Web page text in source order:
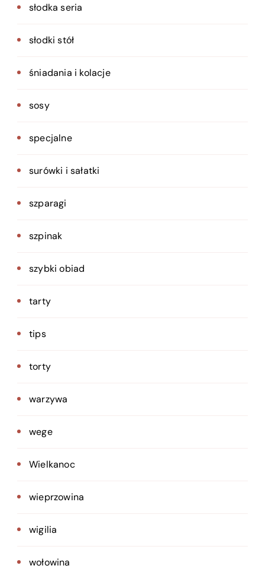
słodka seria
słodki stół
śniadania i kolacje
sosy
specjalne
surówki i sałatki
szparagi
szpinak
szybki obiad
tarty
tips
torty
warzywa
wege
Wielkanoc
wieprzowina
wigilia
wołowina